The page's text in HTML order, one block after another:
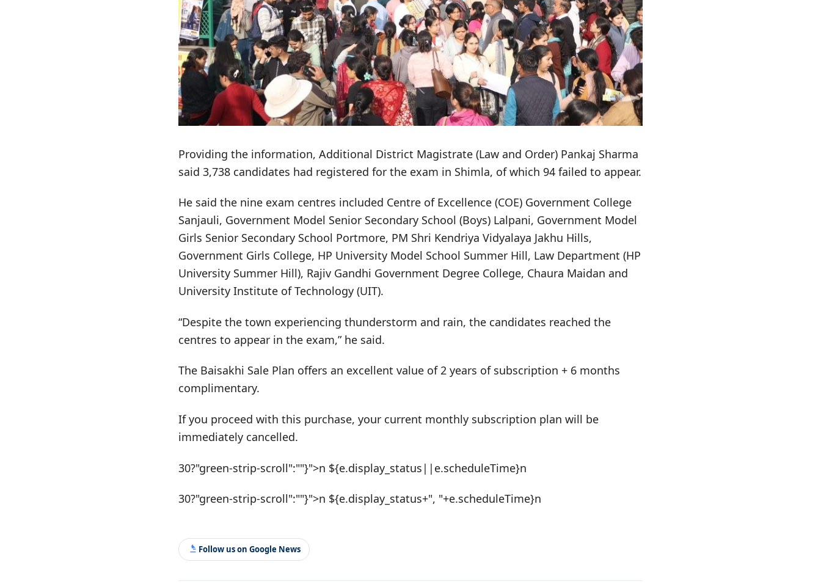
Providing the information, Additional District Magistrate (Law and Order) Pankaj Sharma
said 3,738 candidates had registered for the exam in Shimla, of which 94 failed to appear.
He said the nine exam centres included Centre of Excellence (COE) Government College
Sanjauli, Government Model Senior Secondary School (Boys) Lalpani, Government Model
Girls Senior Secondary School Portmore, PM Shri Kendriya Vidyalaya Jakhu Hills,
Government Girls College, HP University Model School Summer Hill, Law Department (HP
University Summer Hill), Rajiv Gandhi Government Degree College, Chaura Maidan and
University Institute of Technology (UIT).
“Despite the town experiencing thunderstorm and rain, the candidates reached the
centres to appear in the exam,” he said.
The Baisakhi Sale Plan offers an excellent value of 2 years of subscription + 6 months
complimentary.
If you proceed with this purchase, your current monthly subscription plan will be
immediately cancelled.
30?"green-strip-scroll":""}">n ${e.display_status||e.scheduleTime}n
30?"green-strip-scroll":""}">n ${e.display_status+", "+e.scheduleTime}n
Follow us on Google News